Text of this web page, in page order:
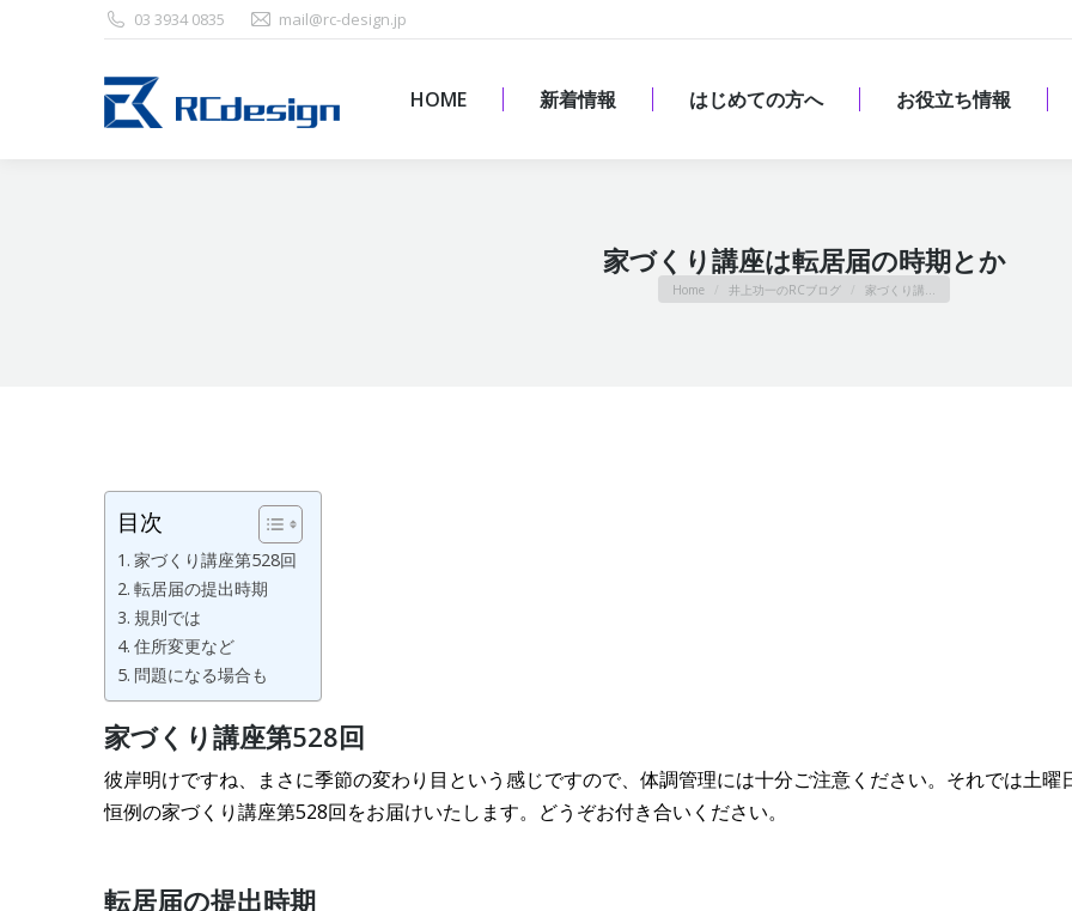
03 3934 0835 mail@rc-design.jp
HOME 新着情報 はじめての方へ お役立ち情報
家づくり講座は転居届の時期とか
You are here:
Home 井上功一のRCブログ 家づくり講…
目次
家づくり講座第528回
転居届の提出時期
規則では
住所変更など
問題になる場合も
家づくり講座第528回
彼岸明けですね、まさに季節の変わり目という感じですので、体調管理には十分ご注意ください。それでは土曜
恒例の家づくり講座第528回をお届けいたします。どうぞお付き合いください。
転居届の提出時期
HOME 新着情報 はじめての方へ お役立ち情報